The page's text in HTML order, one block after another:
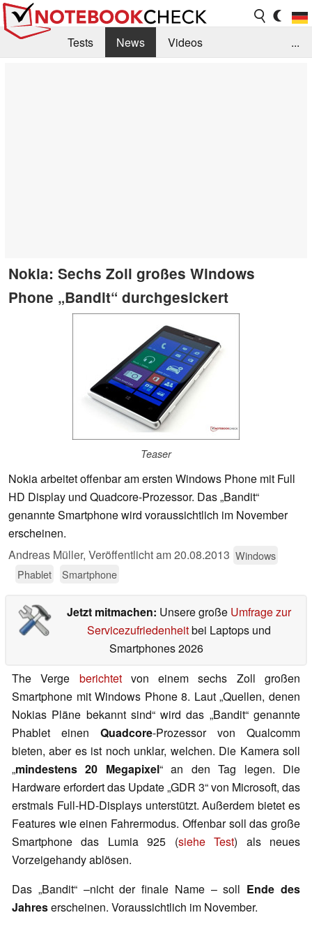
Tests News
Videos
...
Nokia: Sechs Zoll großes Windows
Phone „Bandit“ durchgesickert
Teaser
Nokia arbeitet offenbar am ersten Windows Phone mit Full
HD Display und Quadcore-Prozessor. Das „Bandit“
genannte Smartphone wird voraussichtlich im November
erscheinen.
Andreas Müller, Veröffentlicht am20.08.2013 Windows
Phablet
Smartphone
Jetzt mitmachen: Unsere große Umfrage zur
Servicezufriedenheitbei Laptops und
Smartphones 2026
The Verge berichtetvon einem sechs Zoll großen
Smartphone mit Windows Phone 8. Laut „Quellen, denen
Nokias Pläne bekannt sind“ wird das „Bandit“ genannte
Phablet einen Quadcore-Prozessor von Qualcomm
bieten, aber es ist noch unklar, welchen. Die Kamera soll
„mindestens 20 Megapixel“ an den Tag legen. Die
Hardware erfordert das Update „GDR 3“ von Microsoft, das
erstmals Full-HD-Displays unterstützt. Außerdem bietet es
Features wie einen Fahrermodus. Offenbar soll das große
Smartphone das Lumia 925 (siehe Test) als neues
Vorzeigehandy ablösen.
Das „Bandit“ –nicht der finale Name – soll Ende des
Jahreserscheinen. Voraussichtlich im November.